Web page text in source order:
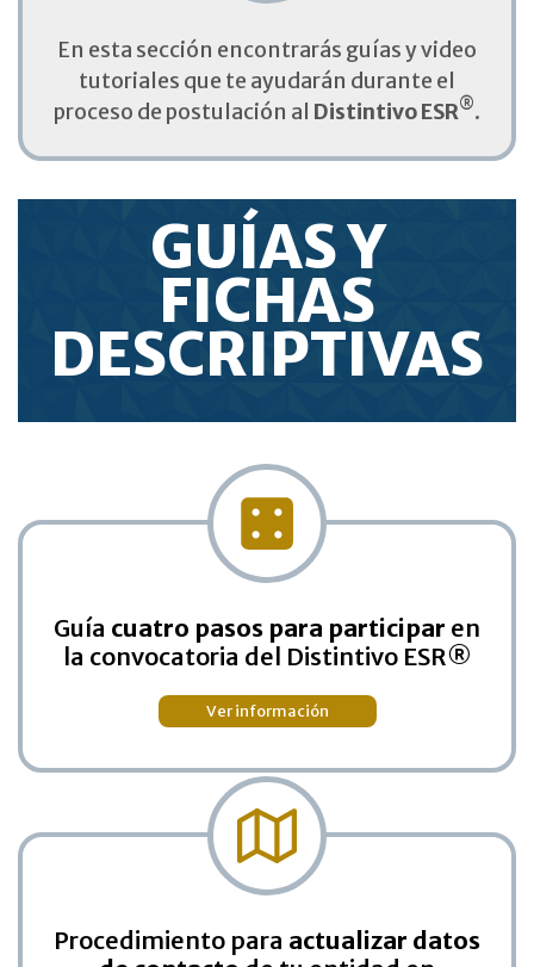
En esta sección encontrarás guías y video
tutoriales que te ayudarán durante el
proceso de postulación al Distintivo ESR®.
GUÍAS Y
FICHAS
DESCRIPTIVAS
Guía cuatro pasos para participar en
la convocatoria del Distintivo ESR®
Ver información
Procedimiento para actualizar datos